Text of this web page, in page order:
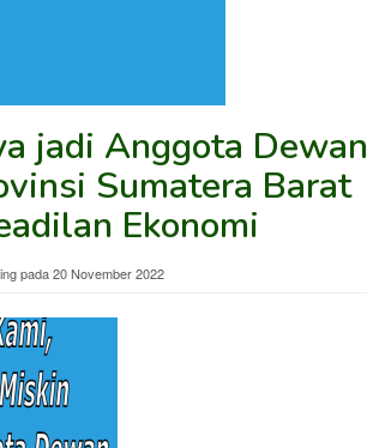
jadi Anggota Dewan
Sumatera Barat
Ekonomi
pada20 November 2022